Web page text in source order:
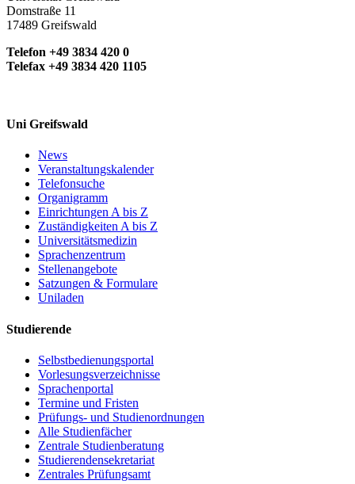
Domstraße 11
17489 Greifswald
Telefon +49 3834 420 0
Telefax +49 3834 420 1105
Uni Greifswald
News
Veranstaltungskalender
Telefonsuche
Organigramm
Einrichtungen A bis Z
Zuständigkeiten A bis Z
Universitätsmedizin
Sprachenzentrum
Stellenangebote
Satzungen & Formulare
Uniladen
Studierende
Selbstbedienungsportal
Vorlesungsverzeichnisse
Sprachenportal
Termine und Fristen
Prüfungs- und Studienordnungen
Alle Studienfächer
Zentrale Studienberatung
Studierendensekretariat
Zentrales Prüfungsamt